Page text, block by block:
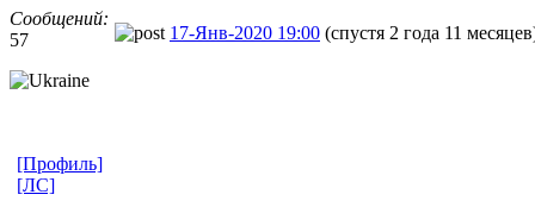
Сообщений:
57
17-Янв-2020 19:00 (спустя 2 года 11
[Профиль]
[ЛС]